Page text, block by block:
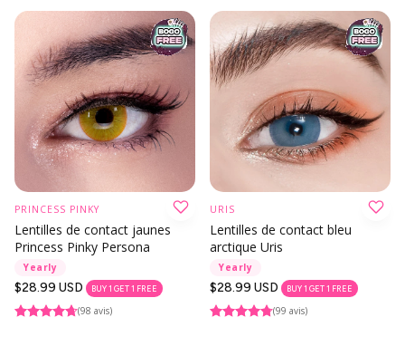
PRINCESS PINKY
Lentilles de contact jaunes
Princess Pinky Persona
Yearly
Prix
habituel
$28.99 USD BUY 1 GET 1 FREE
(98 avis)
URIS
Lentilles de contact bleu
arctique Uris
Yearly
Prix
habituel
$28.99 USD BUY 1 GET 1 FREE
(99 avis)